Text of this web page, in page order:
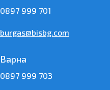
0897 999 701
burgas@bisbg.com
Варна
0897 999 703